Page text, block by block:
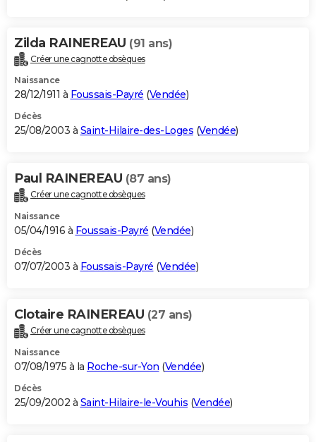
Zilda RAINEREAU (91 ans)
Créer une cagnotte obsèques
Naissance
28/12/1911 à Foussais-Payré (Vendée)
Décès
25/08/2003 à Saint-Hilaire-des-Loges (Vendée)
Paul RAINEREAU (87 ans)
Créer une cagnotte obsèques
Naissance
05/04/1916 à Foussais-Payré (Vendée)
Décès
07/07/2003 à Foussais-Payré (Vendée)
Clotaire RAINEREAU (27 ans)
Créer une cagnotte obsèques
Naissance
07/08/1975 à la Roche-sur-Yon (Vendée)
Décès
25/09/2002 à Saint-Hilaire-le-Vouhis (Vendée)